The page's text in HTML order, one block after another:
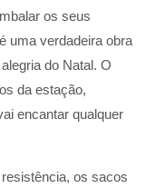
os seus
uma verdadeira obra
do Natal. O
da estação,
encantar qualquer
os sacos